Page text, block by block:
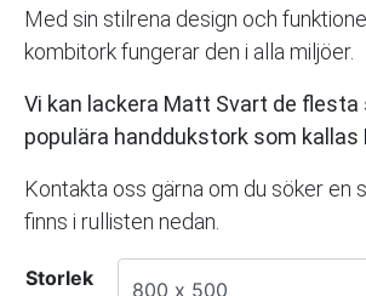
Med sin stilrena design och
kombitork fungerar den i alla miljöer.
Vi kan lackera Matt Svart de flesta
populära handdukstork som kallas
Kontakta oss gärna om du söker en
finns i rullisten nedan.
Storlek